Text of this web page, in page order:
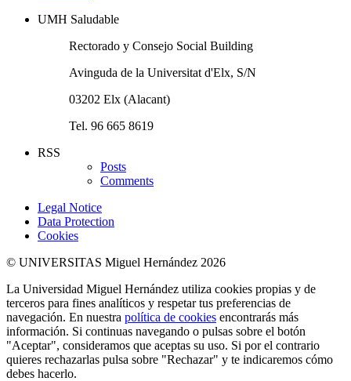
UMH Saludable
Rectorado y Consejo Social Building
Avinguda de la Universitat d'Elx, S/N
03202 Elx (Alacant)
Tel. 96 665 8619
RSS
Posts
Comments
Legal Notice
Data Protection
Cookies
© UNIVERSITAS Miguel Hernández 2026
La Universidad Miguel Hernández utiliza cookies propias y de
terceros para fines analíticos y respetar tus preferencias de
navegación. En nuestra política de cookies encontrarás más
información. Si continuas navegando o pulsas sobre el botón
"Aceptar", consideramos que aceptas su uso. Si por el contrario
quieres rechazarlas pulsa sobre "Rechazar" y te indicaremos cómo
debes hacerlo.